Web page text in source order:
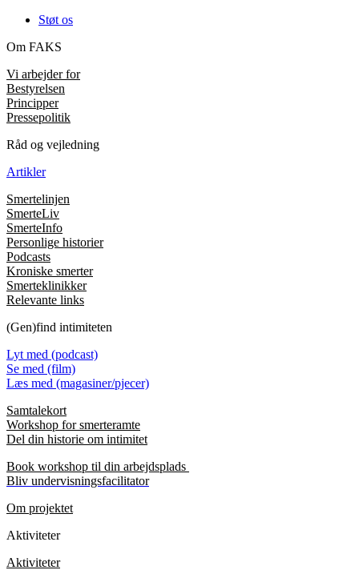
Støt os
Om FAKS
Vi arbejder for
Bestyrelsen
Principper
Pressepolitik
Råd og vejledning
Artikler
Smertelinjen
SmerteLiv
SmerteInfo
Personlige historier
Podcasts
Kroniske smerter
Smerteklinikker
Relevante links
(Gen)find intimiteten
Lyt med (podcast)
Se med (film)
Læs med (magasiner/pjecer)
Samtalekort
Workshop for smerteramte
Del din historie om intimitet
Book workshop til din arbejdsplads
Bliv undervisningsfacilitator
Om projektet
Aktiviteter
Aktiviteter